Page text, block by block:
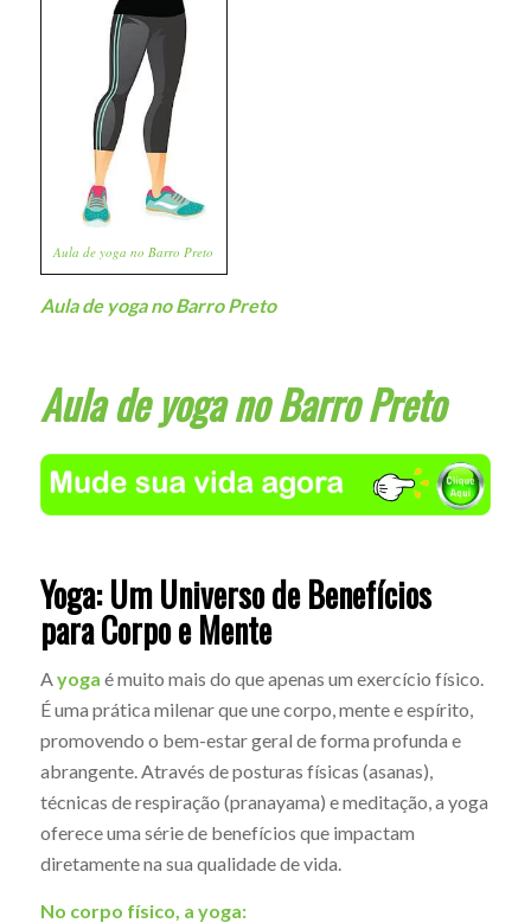
Aula de yoga no Barro Preto
Aula de yoga no Barro Preto
Aula de yoga no Barro Preto
Yoga: Um Universo de Benefícios
para Corpo e Mente
Ayoga é muito mais do que apenas um exercício físico.
É uma prática milenar que une corpo, mente e espírito,
promovendo o bem-estar geral de forma profunda e
abrangente. Através de posturas físicas (asanas),
técnicas de respiração (pranayama) e meditação, a yoga
oferece uma série de benefícios que impactam
diretamente na sua qualidade de vida.
No corpo físico, a yoga: